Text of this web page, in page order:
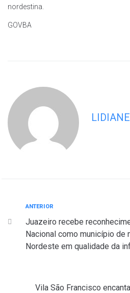
nordestina.
GOVBA
ANTERIOR
Juazeiro recebe
Nacional como município de
Nordeste em qualidade da
Vila São Francisco